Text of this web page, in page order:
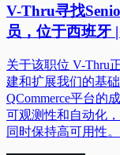
V-Thru寻找
员，位于西班牙
关于该职位 V-Thru
建和扩展我们的基
QCommerce平台的
可观测性和自动化
同时保持高可用性。